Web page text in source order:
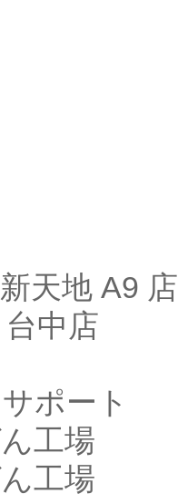
天地 A9 店
中店
ポート
工場
工場